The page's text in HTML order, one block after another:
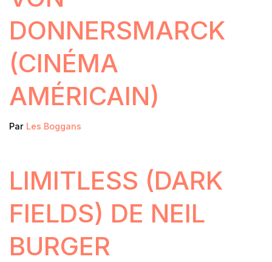
DONNERSMARCK
(CINÉMA
AMÉRICAIN)
Par Les Boggans
LIMITLESS (DARK
FIELDS) DE NEIL
BURGER